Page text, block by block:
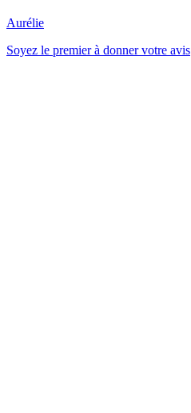
Aurélie
Soyez le premier à donner votre avis